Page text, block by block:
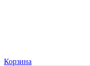
Корзина